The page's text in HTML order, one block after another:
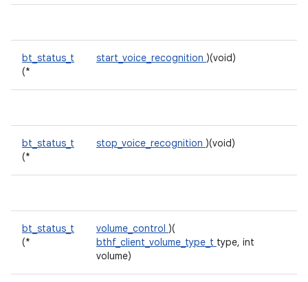
bt_status_t
(*
start_voice_recognition )(void)
bt_status_t
(*
stop_voice_recognition )(void)
bt_status_t
(*
volume_control )(
bthf_client_volume_type_t type, int
volume)